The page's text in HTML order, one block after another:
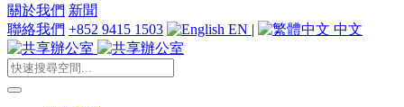
關於我們 新聞
聯絡我們 +852 9415 1503 EN | 中文